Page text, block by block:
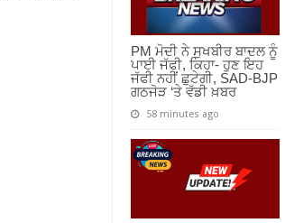
PM ਮੋਦੀ ਨੇ ਸੁਖਬੀਰ ਬਾਦਲ ਨੂੰ
ਪਾਈ ਜੱਫੀ, ਕਿਹਾ- ਹੁਣ ਇਹ
ਜੱਫੀ ਨਹੀਂ ਛੁਟੇਗੀ, SAD-BJP
ਗਠਜੋੜ ‘ਤੇ ਵੱਡੀ ਖ਼ਬਰ
58 minutes ago